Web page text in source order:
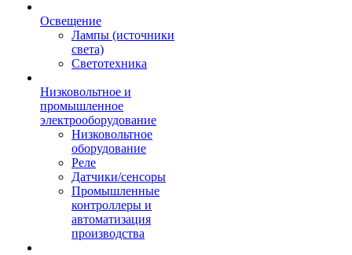
Освещение
Лампы (источники
света)
Светотехника
Низковольтное и
промышленное
электрооборудование
Низковольтное
оборудование
Реле
Датчики/сенсоры
Промышленные
контроллеры и
автоматизация
производства